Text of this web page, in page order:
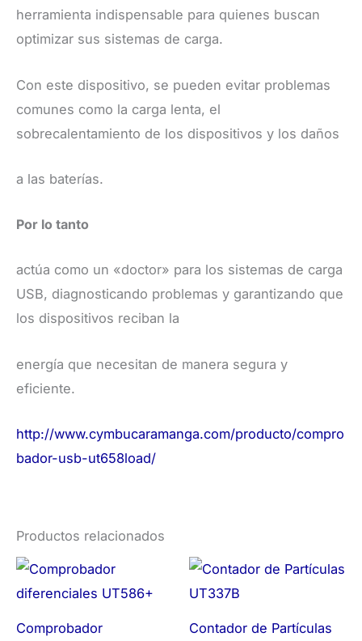
herramienta indispensable para quienes buscan
optimizar sus sistemas de carga.
Con este dispositivo, se pueden evitar problemas
comunes como la carga lenta, el
sobrecalentamiento de los dispositivos y los daños
a las baterías.
Por lo tanto
actúa como un «doctor» para los sistemas de carga
USB, diagnosticando problemas y garantizando que
los dispositivos reciban la
energía que necesitan de manera segura y
eficiente.
http://www.cymbucaramanga.com/producto/compro
bador-usb-ut658load/
Productos relacionados
Comprobador
Contador de Partículas